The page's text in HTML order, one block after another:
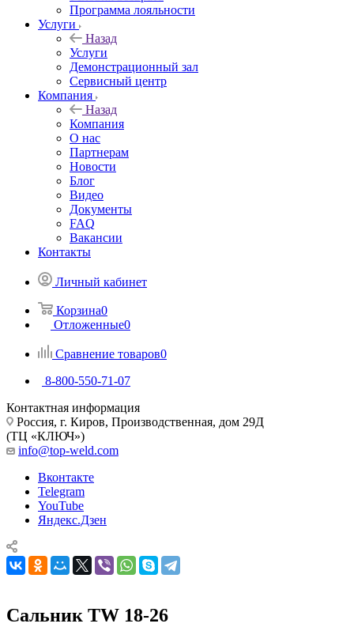
Программа лояльности
Услуги
Назад
Услуги
Демонстрационный зал
Сервисный центр
Компания
Назад
Компания
О нас
Партнерам
Новости
Блог
Видео
Документы
FAQ
Вакансии
Контакты
Личный кабинет
Корзина0
Отложенные0
Сравнение товаров0
8-800-550-71-07
Контактная информация
Россия, г. Киров, Производственная, дом 29Д
(ТЦ «КЛЮЧ»)
info@top-weld.com
Вконтакте
Telegram
YouTube
Яндекс.Дзен
Сальник TW 18-26